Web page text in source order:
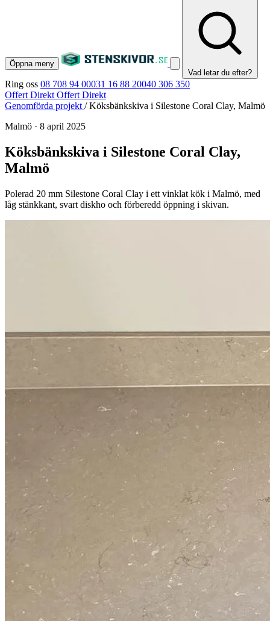
Öppna meny
Vad letar du efter?
Ring oss 08 708 94 00031 16 88 20040 306 350
Offert Direkt Offert Direkt
Genomförda projekt / Köksbänkskiva i Silestone Coral Clay, Malmö
Malmö · 8 april 2025
Köksbänkskiva i Silestone Coral Clay,
Malmö
Polerad 20 mm Silestone Coral Clay i ett vinklat kök i Malmö, med
låg stänkkant, svart diskho och förberedd öppning i skivan.